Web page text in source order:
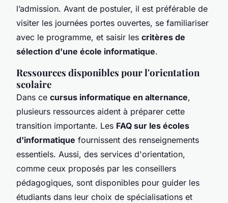
l’admission. Avant de postuler, il est préférable de
visiter les journées portes ouvertes, se familiariser
avec le programme, et saisir les critères de
sélection d'une école informatique.
Ressources disponibles pour l'orientation
scolaire
Dans ce cursus informatique en alternance,
plusieurs ressources aident à préparer cette
transition importante. Les FAQ sur les écoles
d'informatique fournissent des renseignements
essentiels. Aussi, des services d'orientation,
comme ceux proposés par les conseillers
pédagogiques, sont disponibles pour guider les
étudiants dans leur choix de spécialisations et